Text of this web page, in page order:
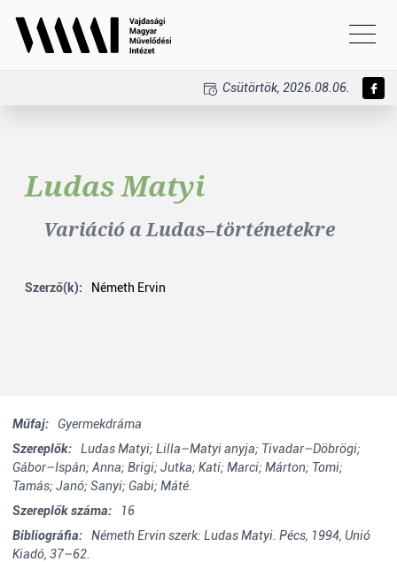
Csütörtök, 2026.08.06.
Ludas Matyi
Variáció a Ludas–történetekre
Szerző(k): Németh Ervin
Műfaj:
Gyermekdráma
Szereplők:
Ludas Matyi; Lilla–Matyi anyja; Tivadar–Döbrögi;
Gábor–Ispán; Anna; Brigi; Jutka; Kati; Marci; Márton; Tomi;
Tamás; Janó; Sanyi; Gabi; Máté.
Szereplők száma:
16
Bibliográfia:
Németh Ervin szerk: Ludas Matyi. Pécs, 1994, Unió
Kiadó, 37–62.